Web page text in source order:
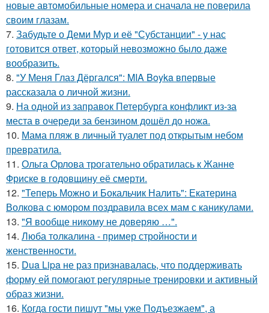
новые автомобильные номера и сначала не поверила
своим глазам.
7. Забудьте о Деми Мур и её "Субстанции" - у нас
готовится ответ, который невозможно было даже
вообразить.
8. "У Меня Глаз Дёргался": MIA Boyka впервые
рассказала о личной жизни.
9. На одной из заправок Петербурга конфликт из-за
места в очереди за бензином дошёл до ножа.
10. Мама пляж в личный туалет под открытым небом
превратила.
11. Ольга Орлова трогательно обратилась к Жанне
Фриске в годовщину её смерти.
12. "Теперь Можно и Бокальчик Налить": Екатерина
Волкова с юмором поздравила всех мам с каникулами.
13. "Я вообще никому не доверяю …".
14. Люба толкалина - пример стройности и
женственности.
15. Dua Lipa не раз признавалась, что поддерживать
форму ей помогают регулярные тренировки и активный
образ жизни.
16. Когда гости пишут "мы уже Пoдъезжаем", а